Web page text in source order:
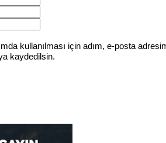
kullanılması için adım, e-posta
kaydedilsin.